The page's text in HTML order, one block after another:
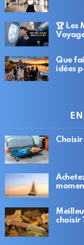
🏆 Les
Que
idées
choisir